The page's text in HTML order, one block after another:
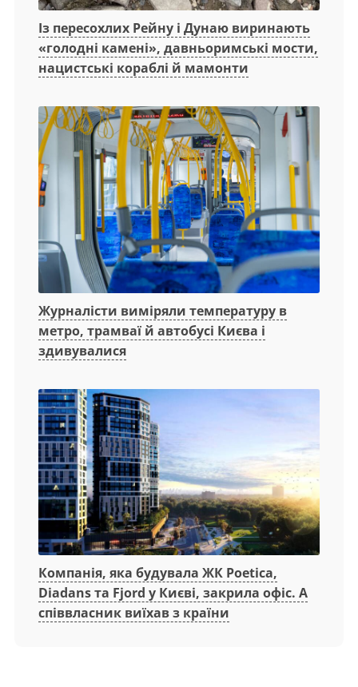
Із пересохлих Рейну і Дунаю виринають
«голодні камені», давньоримські мости,
нацистські кораблі й мамонти
Журналісти виміряли температуру в
метро, трамваї й автобусі Києва і
здивувалися
Компанія, яка будувала ЖК Poetica,
Diadans та Fjord у Києві, закрила офіс. А
співвласник виїхав з країни